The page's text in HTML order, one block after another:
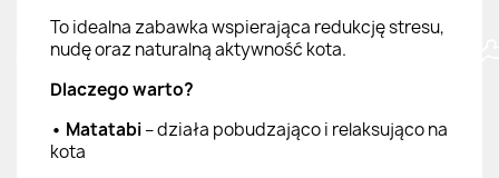
To idealna zabawka wspierająca redukcję stresu,
nudę oraz naturalną aktywność kota.
Dlaczego warto?
• Matatabi– działa pobudzająco i relaksująco na
kota